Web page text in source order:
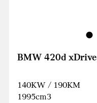
BMW 420d xDrive
140KW / 190KM
1995cm3